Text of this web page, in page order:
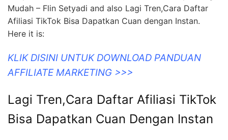
Mudah – Flin Setyadi and also Lagi Tren,Cara Daftar
Afiliasi TikTok Bisa Dapatkan Cuan dengan Instan.
Here it is:
KLIK DISINI UNTUK DOWNLOAD PANDUAN
AFFILIATE MARKETING >>>
Lagi Tren,Cara Daftar Afiliasi TikTok
Bisa Dapatkan Cuan Dengan Instan